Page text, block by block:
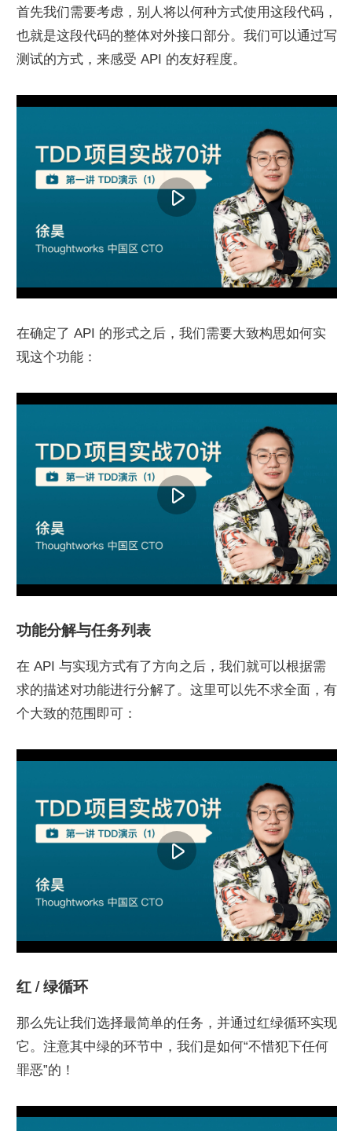
首先我们需要考虑，别人将以何种方式使用这段代码，
也就是这段代码的整体对外接口部分。我们可以通过写
测试的方式，来感受 API 的友好程度。
在确定了 API 的形式之后，我们需要大致构思如何实
现这个功能：
功能分解与任务列表
在 API 与实现方式有了方向之后，我们就可以根据需
求的描述对功能进行分解了。这里可以先不求全面，有
个大致的范围即可：
红 / 绿循环
那么先让我们选择最简单的任务，并通过红绿循环实现
它。注意其中绿的环节中，我们是如何“不惜犯下任何
罪恶”的！